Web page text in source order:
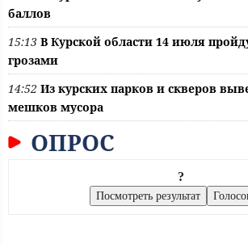
баллов
15:13 В Курской области 14 июля
грозами
14:52 Из курских парков и скверов
мешков мусора
ОПРОС
?